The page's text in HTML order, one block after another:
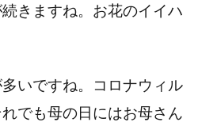
きますね。お花のイイハ
いですね。コロナウィル
でも母の日にはお母さん